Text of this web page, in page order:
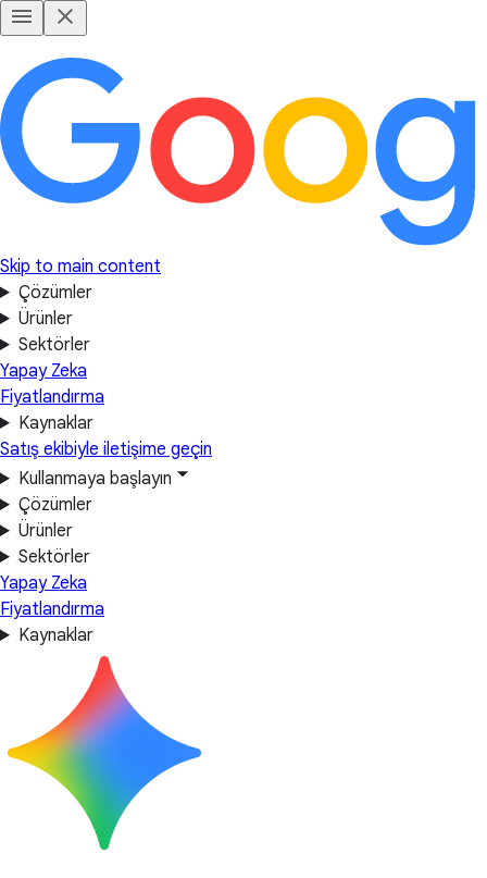
Skip to main content
Çözümler
Ürünler
Sektörler
Yapay Zeka
Fiyatlandırma
Kaynaklar
Satış ekibiyle iletişime geçin
Kullanmaya başlayın
Çözümler
Ürünler
Sektörler
Yapay Zeka
Fiyatlandırma
Kaynaklar